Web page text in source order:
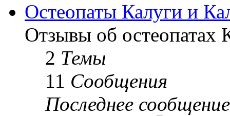
Остеопаты Калуги и
Отзывы об остеопатах
2 Темы
11 Сообщения
Последнее сообщение